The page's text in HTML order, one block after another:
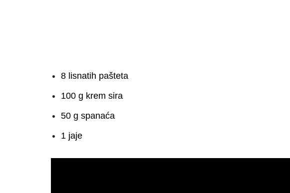
8 lisnatih pašteta
100 g krem sira
50 g spanaća
1 jaje